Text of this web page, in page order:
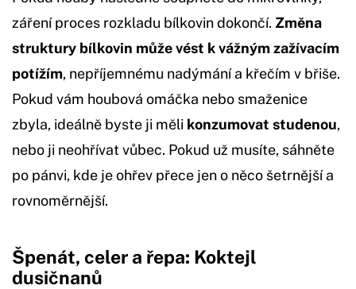
záření proces rozkladu bílkovin dokončí. Změna
struktury bílkovin může vést k vážným zažívacím
potížím, nepříjemnému nadýmání a křečím v břiše.
Pokud vám houbová omáčka nebo smaženice
zbyla, ideálně byste ji měli konzumovat studenou,
nebo ji neohřívat vůbec. Pokud už musíte, sáhněte
po pánvi, kde je ohřev přece jen o něco šetrnější a
rovnoměrnější.
Špenát, celer a řepa: Koktejl
dusičnanů